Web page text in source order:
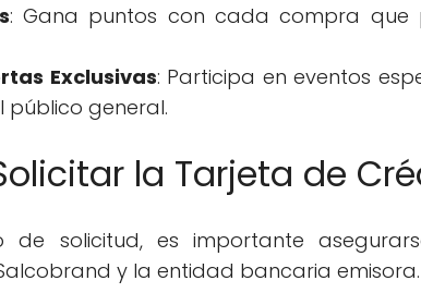
: Gana puntos con cada compra que
Exclusivas: Participa en eventos
público general.
la Tarjeta de
de solicitud, es importante
y la entidad bancaria emisora.